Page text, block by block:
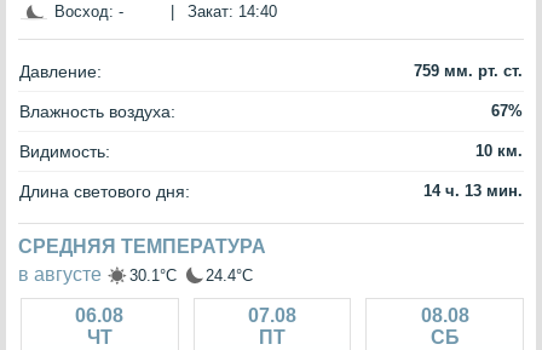
Восход: - Закат: 14:40
Давление: 759 мм. рт. ст.
Влажность воздуха: 67%
Видимость: 10 км.
Длина светового дня: 14 ч. 13 мин.
СРЕДНЯЯ ТЕМПЕРАТУРА
в августе
30.1°C 24.4°C
06.08
ЧТ
07.08
ПТ
08.08
СБ